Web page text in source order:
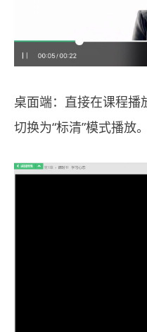
桌面端：直接在课程播
切换为“标清”模式播放。